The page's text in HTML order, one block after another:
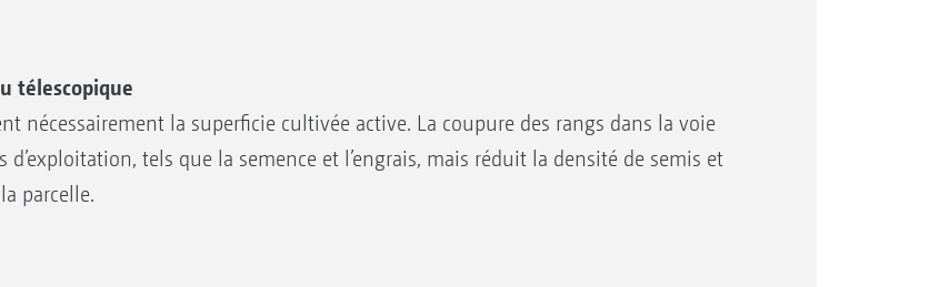
télescopique
nécessairement la superficie cultivée active. La coupure des rangs dans la voie
tels que la semence et l’engrais, mais réduit la densité de semis et
parcelle.